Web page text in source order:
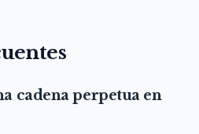
cadena perpetua en